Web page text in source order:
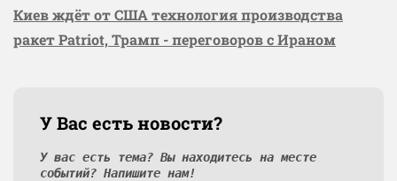
Киев ждёт от США технология производства
ракет Patriot, Трамп - переговоров с Ираном
У Вас есть новости?
У вас есть тема? Вы находитесь на месте
событий? Напишите нам!